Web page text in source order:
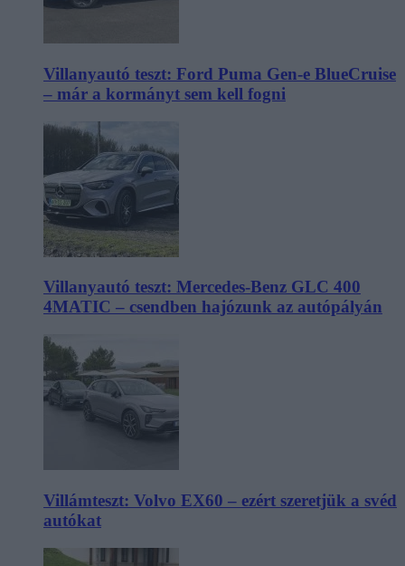
Villanyautó teszt: Ford Puma Gen-e BlueCruise
– már a kormányt sem kell fogni
Villanyautó teszt: Mercedes-Benz GLC 400
4MATIC – csendben hajózunk az autópályán
Villámteszt: Volvo EX60 – ezért szeretjük a svéd
autókat